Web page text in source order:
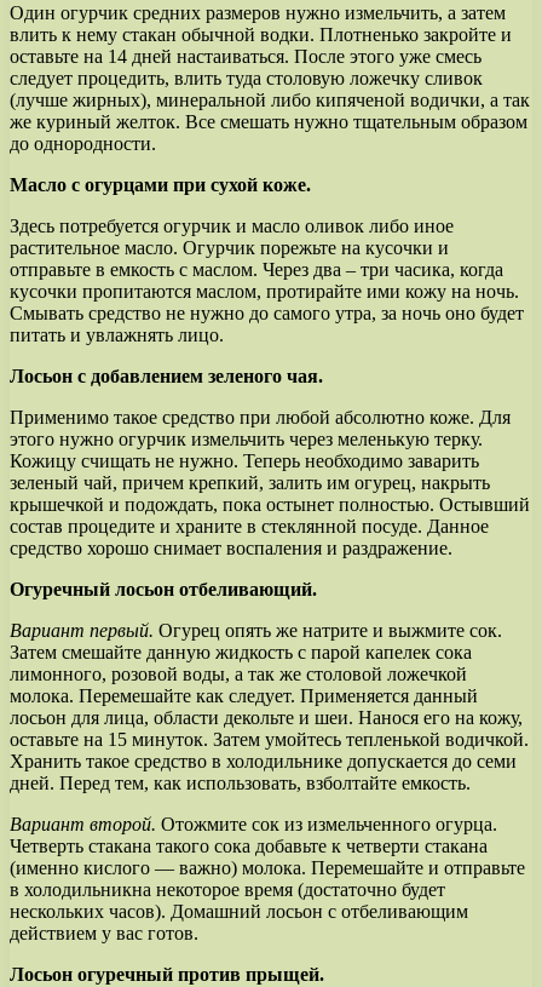
Один огурчик средних размеров нужно измельчить, а затем
влить к нему стакан обычной водки. Плотненько закройте и
оставьте на 14 дней настаиваться. После этого уже смесь
следует процедить, влить туда столовую ложечку сливок
(лучше жирных), минеральной либо кипяченой водички, а так
же куриный желток. Все смешать нужно тщательным образом
до однородности.
Масло с огурцами при сухой коже.
Здесь потребуется огурчик и масло оливок либо иное
растительное масло. Огурчик порежьте на кусочки и
отправьте в емкость с маслом. Через два – три часика, когда
кусочки пропитаются маслом, протирайте ими кожу на ночь.
Смывать средство не нужно до самого утра, за ночь оно будет
питать и увлажнять лицо.
Лосьон с добавлением зеленого чая.
Применимо такое средство при любой абсолютно коже. Для
этого нужно огурчик измельчить через меленькую терку.
Кожицу счищать не нужно. Теперь необходимо заварить
зеленый чай, причем крепкий, залить им огурец, накрыть
крышечкой и подождать, пока остынет полностью. Остывший
состав процедите и храните в стеклянной посуде. Данное
средство хорошо снимает воспаления и раздражение.
Огуречный лосьон отбеливающий.
Вариант первый. Огурец опять же натрите и выжмите сок.
Затем смешайте данную жидкость с парой капелек сока
лимонного, розовой воды, а так же столовой ложечкой
молока. Перемешайте как следует. Применяется данный
лосьон для лица, области декольте и шеи. Нанося его на кожу,
оставьте на 15 минуток. Затем умойтесь тепленькой водичкой.
Хранить такое средство в холодильнике допускается до семи
дней. Перед тем, как использовать, взболтайте емкость.
Вариант второй. Отожмите сок из измельченного огурца.
Четверть стакана такого сока добавьте к четверти стакана
(именно кислого — важно) молока. Перемешайте и отправьте
в холодильникна некоторое время (достаточно будет
нескольких часов). Домашний лосьон с отбеливающим
действием у вас готов.
Лосьон огуречный против прыщей.